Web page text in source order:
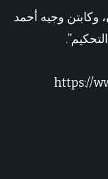
وكابتن وجيه أحمد
https://